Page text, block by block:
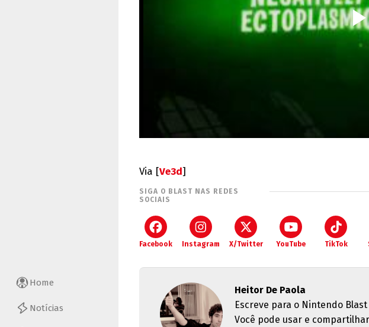
Home
Notícias
Via [Ve3d]
SIGA O BLAST NAS REDES
SOCIAIS
Facebook Instagram X/Twitter YouTube TikTok
Heitor De Paola
Escreve para o Nintendo
Você pode usar e